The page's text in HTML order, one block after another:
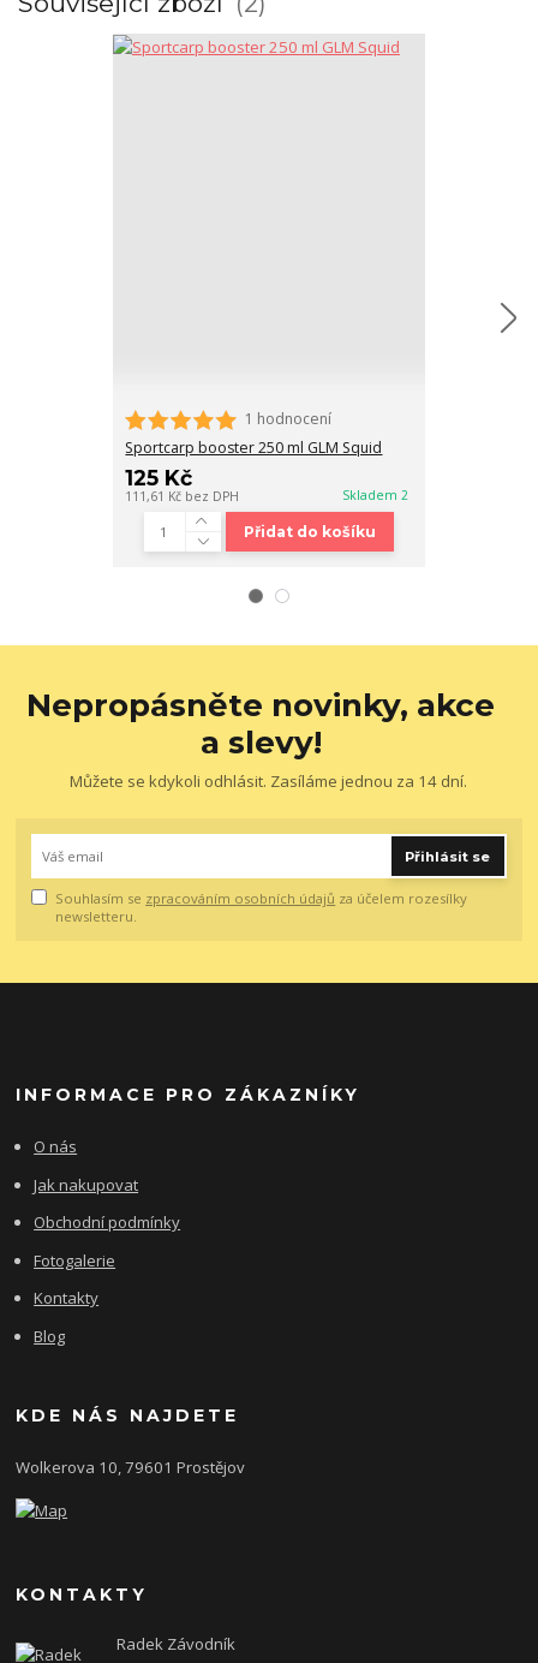
1 hodnocení
Sportcarp booster 250 ml GLM Squid
125 Kč
111,61 Kč bez DPH Skladem 2
Přidat do košíku
Nepropásněte novinky, akce
a slevy!
Můžete se kdykoli odhlásit. Zasíláme jednou za 14 dní.
Přihlásit se
Souhlasím se zpracováním osobních údajů za účelem rozesílky
newsletteru.
INFORMACE PRO ZÁKAZNÍKY
O nás
Jak nakupovat
Obchodní podmínky
Fotogalerie
Kontakty
Blog
KDE NÁS NAJDETE
Wolkerova 10, 79601 Prostějov
KONTAKTY
Radek Závodník